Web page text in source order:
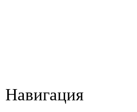
Навигация